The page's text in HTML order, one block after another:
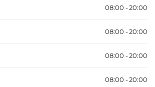
08:00 - 20:00
08:00 - 20:00
08:00 - 20:00
08:00 - 20:00